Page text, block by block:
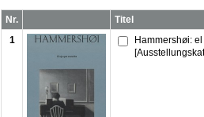
Nr.
Titel
1
Hammershøi: